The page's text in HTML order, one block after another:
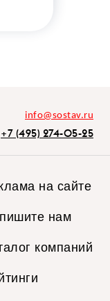
info@sostav.ru
+7 (495) 274-05-25
на сайте
нам
компаний